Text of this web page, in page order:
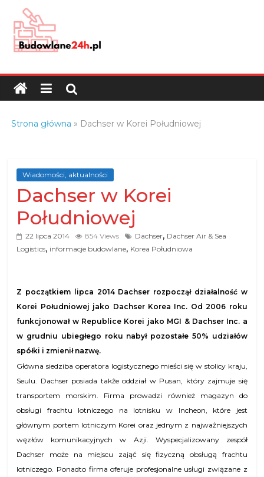
content
Budowlane24h.pl
portal
budowlany
branży
budowlanej
Strona główna » Dachser w Korei Południowej
Wiadomości, aktualności
Dachser w Korei
Południowej
22 lipca 2014 854 Views Dachser, Dachser Air & Sea
Logistics, informacje budowlane, Korea Południowa
Z początkiem lipca 2014 Dachser rozpoczął działalność w
Korei Południowej jako Dachser Korea Inc. Od 2006 roku
funkcjonował w Republice Korei jako MGI & Dachser Inc. a
w grudniu ubiegłego roku nabył pozostałe 50% udziałów
spółki i zmienił nazwę.
Główna siedziba operatora logistycznego mieści się w stolicy kraju,
Seulu. Dachser posiada także oddział w Pusan, który zajmuje się
transportem morskim. Firma prowadzi również magazyn do
obsługi frachtu lotniczego na lotnisku w Incheon, które jest
głównym portem lotniczym Korei oraz jednym z najważniejszych
węzłów komunikacyjnych w Azji. Wyspecjalizowany zespół
Dachser może na miejscu zająć się fizyczną obsługą frachtu
lotniczego. Ponadto firma oferuje profesjonalne usługi związane z